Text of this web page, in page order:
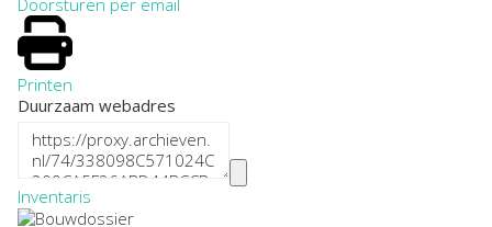
Printen
Duurzaam webadres
Inventaris